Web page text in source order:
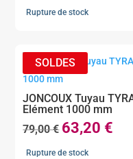
Rupture de stock
JONCOUX Tuyau
Elément 1000 mm
79,00€ Le
prix
63,20 €
Rupture de stock